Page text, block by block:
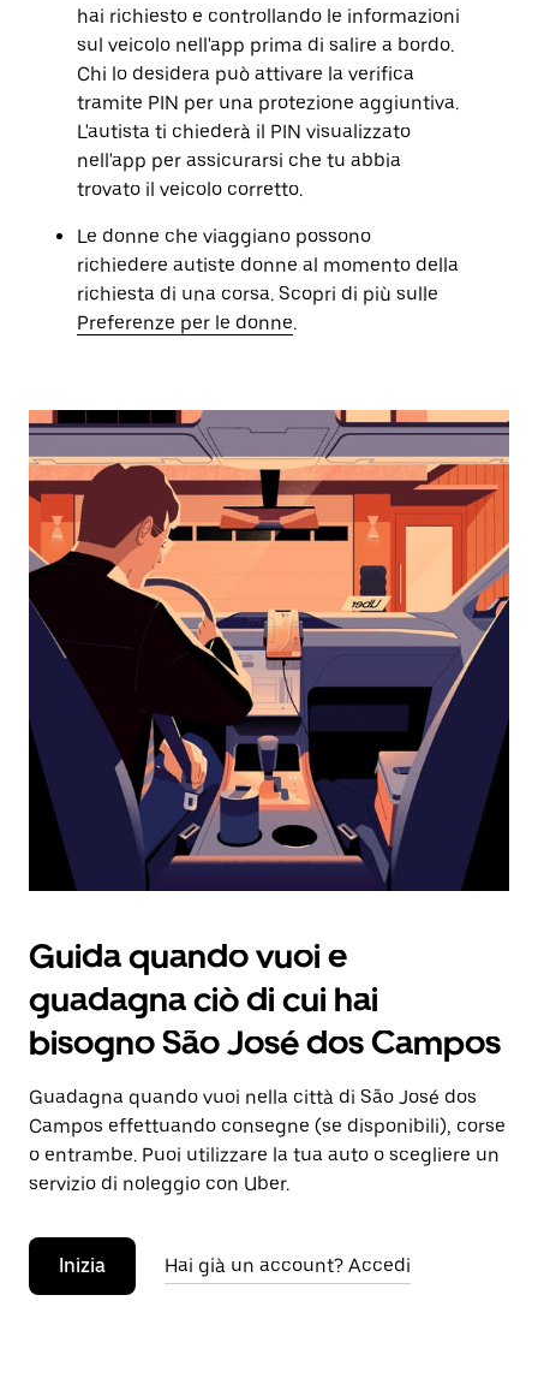
hai richiesto e controllando le informazioni
sul veicolo nell'app prima di salire a bordo.
Chi lo desidera può attivare la verifica
tramite PIN per una protezione aggiuntiva.
L'autista ti chiederà il PIN visualizzato
nell'app per assicurarsi che tu abbia
trovato il veicolo corretto.
Le donne che viaggiano possono
richiedere autiste donne al momento della
richiesta di una corsa. Scopri di più sulle
Preferenze per le donne.
Guida quando vuoi e
guadagna ciò di cui hai
bisogno São José dos Campos
Guadagna quando vuoi nella città di São José dos
Campos effettuando consegne (se disponibili), corse
o entrambe. Puoi utilizzare la tua auto o scegliere un
servizio di noleggio con Uber.
Inizia Hai già un account? Accedi